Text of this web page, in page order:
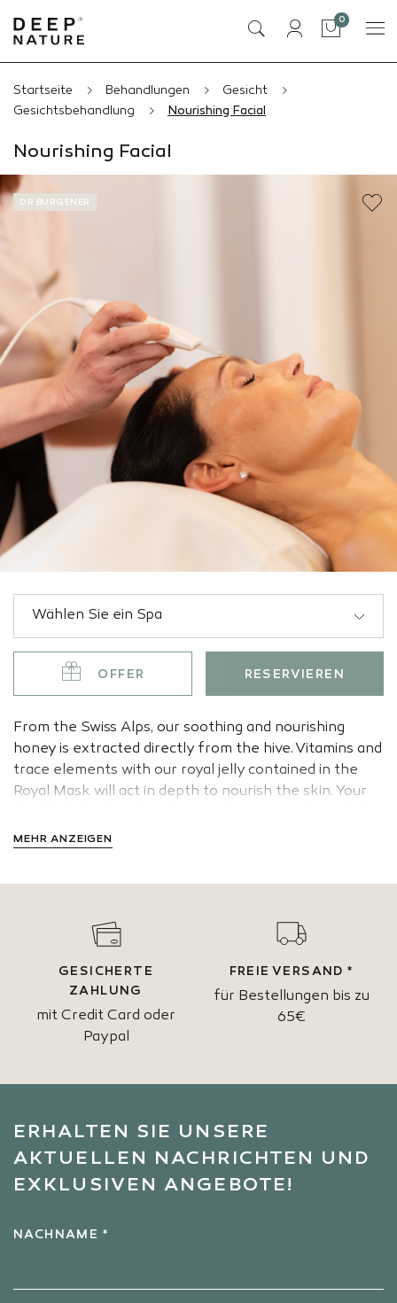
Tasche
0Artikel
Startseite Behandlungen
Gesicht
Gesichtsbehandlung
Nourishing Facial
Nourishing Facial
DR BURGENER
OFFER RESERVIEREN
From the Swiss Alps, our soothing and nourishing
honey is extracted directly from the hive. Vitamins and
trace elements with our royal jelly contained in the
Royal Mask will act in depth to nourish the skin. Your
MEHR ANZEIGEN
GESICHERTE
ZAHLUNG
mit Credit Card oder
Paypal
FREIE VERSAND *
für Bestellungen bis zu
65€
ERHALTEN SIE UNSERE
AKTUELLEN NACHRICHTEN UND
EXKLUSIVEN ANGEBOTE!
NACHNAME *